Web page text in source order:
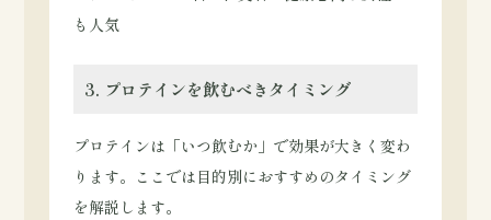
も人気
3. プロテインを飲むべきタイミング
プロテインは「いつ飲むか」で効果が大きく変わ
ります。ここでは目的別におすすめのタイミング
を解説します。